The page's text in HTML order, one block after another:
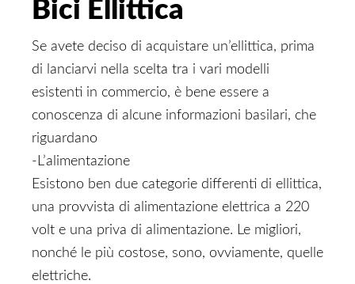
Bici Ellittica
Se avete deciso di acquistare un’ellittica, prima
di lanciarvi nella scelta tra i vari modelli
esistenti in commercio, è bene essere a
conoscenza di alcune informazioni basilari, che
riguardano
-L’alimentazione
Esistono ben due categorie differenti di ellittica,
una provvista di alimentazione elettrica a 220
volt e una priva di alimentazione. Le migliori,
nonché le più costose, sono, ovviamente, quelle
elettriche.